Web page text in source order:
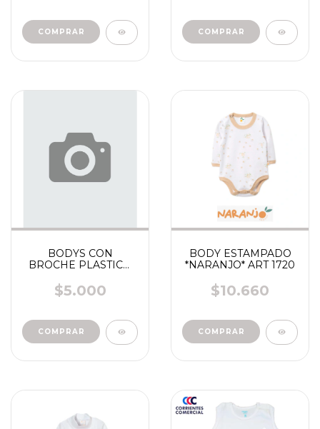
COMPRAR COMPRAR
BODYS CON
BROCHE PLASTICO
8001 - 255 -265
$5.000
COMPRAR
BODY ESTAMPADO
*NARANJO* ART 1720
$10.660
COMPRAR